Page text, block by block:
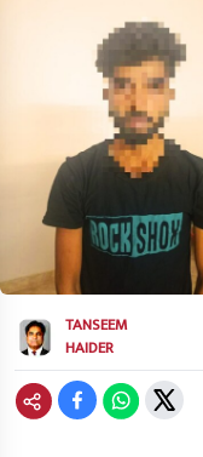
TANSEEM
HAIDER